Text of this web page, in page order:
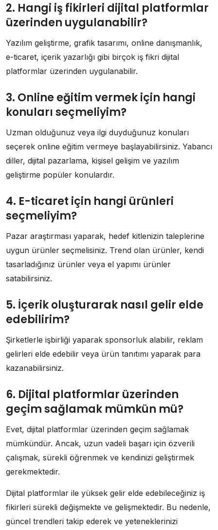
2. Hangi iş fikirleri dijital platformlar
üzerinden uygulanabilir?
Yazılım geliştirme, grafik tasarımı, online danışmanlık,
e-ticaret, içerik yazarlığı gibi birçok iş fikri dijital
platformlar üzerinden uygulanabilir.
3. Online eğitim vermek için hangi
konuları seçmeliyim?
Uzman olduğunuz veya ilgi duyduğunuz konuları
seçerek online eğitim vermeye başlayabilirsiniz. Yabancı
diller, dijital pazarlama, kişisel gelişim ve yazılım
geliştirme popüler konulardır.
4. E-ticaret için hangi ürünleri
seçmeliyim?
Pazar araştırması yaparak, hedef kitlenizin taleplerine
uygun ürünler seçmelisiniz. Trend olan ürünler, kendi
tasarladığınız ürünler veya el yapımı ürünler
satabilirsiniz.
5. İçerik oluşturarak nasıl gelir elde
edebilirim?
Şirketlerle işbirliği yaparak sponsorluk alabilir, reklam
gelirleri elde edebilir veya ürün tanıtımı yaparak para
kazanabilirsiniz.
6. Dijital platformlar üzerinden
geçim sağlamak mümkün mü?
Evet, dijital platformlar üzerinden geçim sağlamak
mümkündür. Ancak, uzun vadeli başarı için özverili
çalışmak, sürekli öğrenmek ve kendinizi geliştirmek
gerekmektedir.
Dijital platformlar ile yüksek gelir elde edebileceğiniz iş
fikirleri sürekli değişmekte ve gelişmektedir. Bu nedenle,
güncel trendleri takip ederek ve yeteneklerinizi